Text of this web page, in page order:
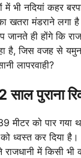
में भी नदियां कहर
मंडराने लगा
ही होंगे कि
है, जिस वजह से
लापरवाही?
पुराना
मीटर को पार
ध्वस्त कर दिया
में किसी